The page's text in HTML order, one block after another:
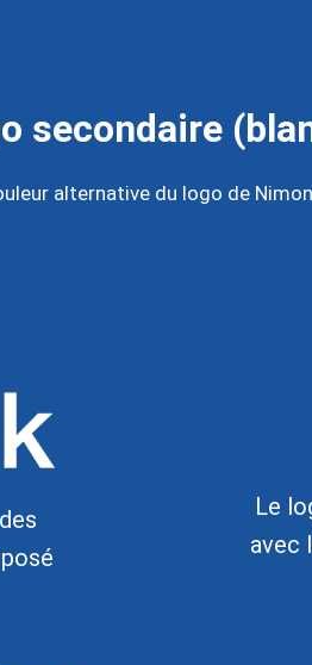
secondaire
alternative du logo de
Le
avec